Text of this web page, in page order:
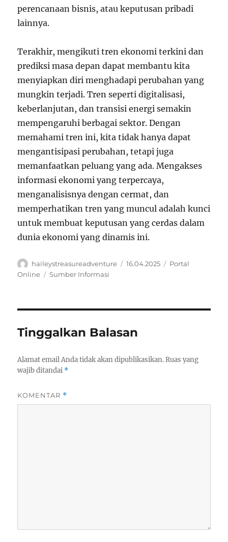
perencanaan bisnis, atau keputusan pribadi
lainnya.
Terakhir, mengikuti tren ekonomi terkini dan
prediksi masa depan dapat membantu kita
menyiapkan diri menghadapi perubahan yang
mungkin terjadi. Tren seperti digitalisasi,
keberlanjutan, dan transisi energi semakin
mempengaruhi berbagai sektor. Dengan
memahami tren ini, kita tidak hanya dapat
mengantisipasi perubahan, tetapi juga
memanfaatkan peluang yang ada. Mengakses
informasi ekonomi yang terpercaya,
menganalisisnya dengan cermat, dan
memperhatikan tren yang muncul adalah kunci
untuk membuat keputusan yang cerdas dalam
dunia ekonomi yang dinamis ini.
Author
haileystreasureadventure
Posted
16.04.2025 Categories
Portal
Online
Tags
Sumber Informasi
Tinggalkan Balasan
Alamat email Anda tidak akan dipublikasikan. Ruas yang
wajib ditandai *
KOMENTAR *